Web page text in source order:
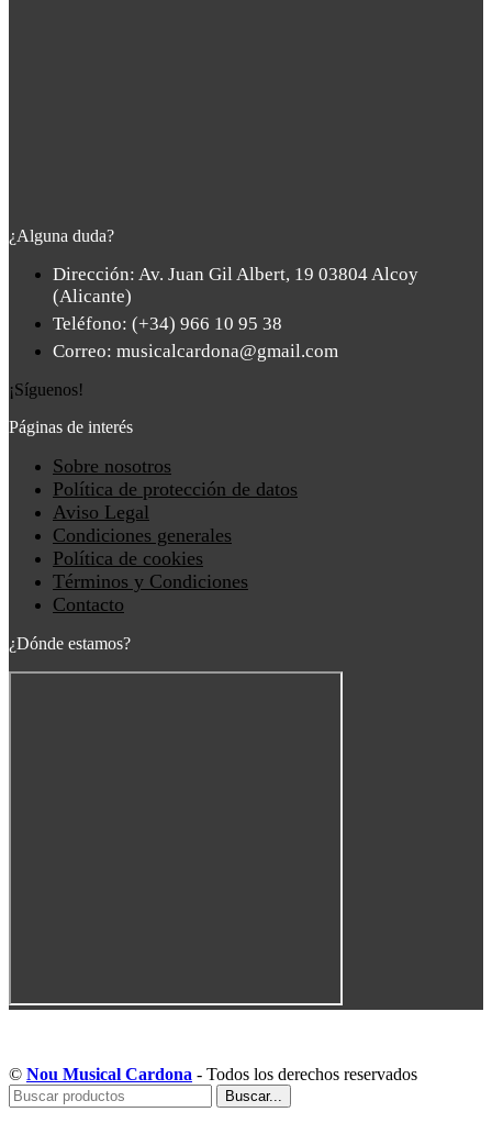
¿Alguna duda?
Dirección: Av. Juan Gil Albert, 19 03804 Alcoy
(Alicante)
Teléfono: (+34) 966 10 95 38
Correo: musicalcardona@gmail.com
¡Síguenos!
Páginas de interés
Main
Sobre nosotros
Política de protección de datos
Aviso Legal
Condiciones generales
Política de cookies
Términos y Condiciones
Contacto
¿Dónde estamos?
© Nou Musical Cardona - Todos los derechos reservados
Buscar...